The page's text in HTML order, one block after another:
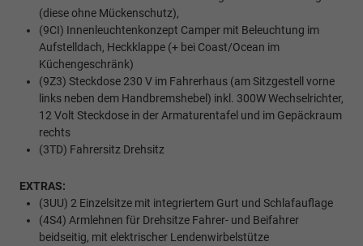
(diese ohne Mückenschutz),
(9CI) Innenleuchtenkonzept Camper mit Beleuchtung im
Aufstelldach, Heckklappe (+ bei Coast/Ocean im
Küchengeschränk)
(9Z3) Steckdose 230 V im Fahrerhaus (am Sitzgestell vorne
links neben dem Handbremshebel) inkl. 300W Wechselrichter,
12 Volt Steckdose in der Armaturentafel und im Gepäckraum
rechts
(3TD) Fahrersitz Drehsitz
EXTRAS:
(3UU) 2 Einzelsitze mit integriertem Gurt und Schlafauflage
(4S4) Armlehnen für Drehsitze Fahrer- und Beifahrer
beidseitig, mit elektrischer Lendenwirbelstütze